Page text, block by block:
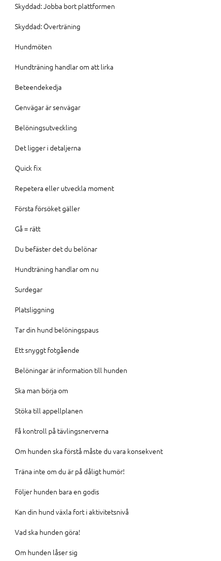
Skyddad: Jobba bort plattformen
Skyddad: Överträning
Hundmöten
Hundträning handlar om att lirka
Beteendekedja
Genvägar är senvägar
Belöningsutveckling
Det ligger i detaljerna
Quick fix
Repetera eller utveckla moment
Första försöket gäller
Gå = rätt
Du befäster det du belönar
Hundträning handlar om nu
Surdegar
Platsliggning
Tar din hund belöningspaus
Ett snyggt fotgående
Belöningar är information till hunden
Ska man börja om
Stöka till appellplanen
Få kontroll på tävlingsnerverna
Om hunden ska förstå måste du vara konsekvent
Träna inte om du är på dåligt humör!
Följer hunden bara en godis
Kan din hund växla fort i aktivitetsnivå
Vad ska hunden göra!
Om hunden låser sig